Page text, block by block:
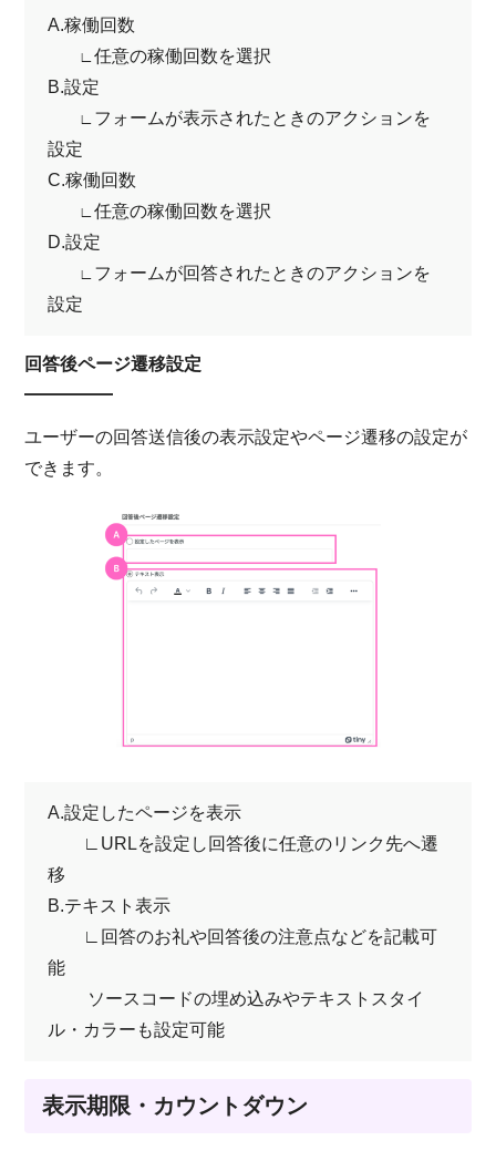
A.稼働回数
∟任意の稼働回数を選択
B.設定
∟フォームが表示されたときのアクションを
設定
C.稼働回数
∟任意の稼働回数を選択
D.設定
∟フォームが回答されたときのアクションを
設定
回答後ページ遷移設定
ユーザーの回答送信後の表示設定やページ遷移の設定が
できます。
A.設定したページを表示
∟URLを設定し回答後に任意のリンク先へ遷
移
B.テキスト表示
∟回答のお礼や回答後の注意点などを記載可
能
ソースコードの埋め込みやテキストスタイ
ル・カラーも設定可能
表示期限・カウントダウン